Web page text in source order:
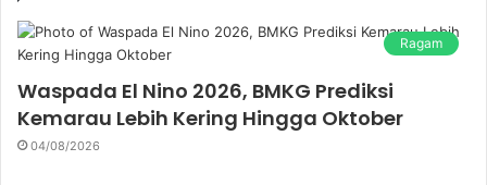
Ragam
Waspada El Nino 2026, BMKG Prediksi
Kemarau Lebih Kering Hingga Oktober
04/08/2026